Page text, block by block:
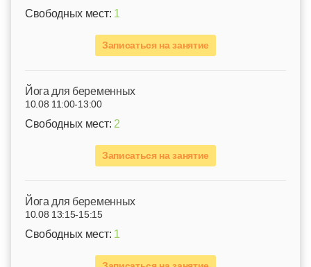
Свободных мест: 1
Записаться на занятие
Йога для беременных
10.08 11:00-13:00
Свободных мест: 2
Записаться на занятие
Йога для беременных
10.08 13:15-15:15
Свободных мест: 1